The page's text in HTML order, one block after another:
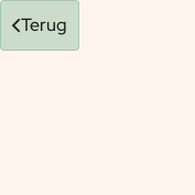
Terug